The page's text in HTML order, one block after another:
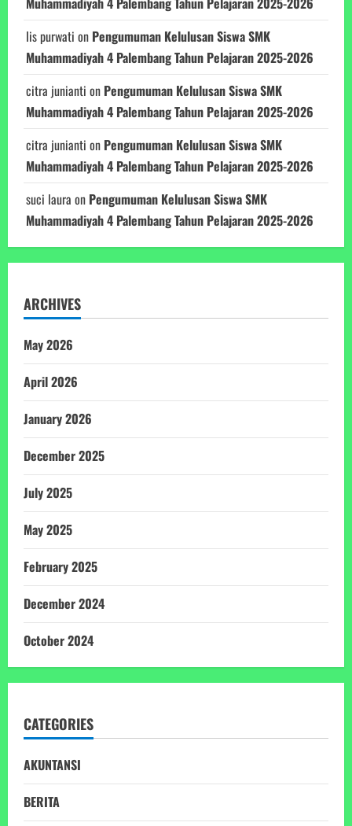
Iis purwati on Pengumuman Kelulusan Siswa SMK
Muhammadiyah 4 Palembang Tahun Pelajaran 2025-2026
citra junianti on Pengumuman Kelulusan Siswa SMK
Muhammadiyah 4 Palembang Tahun Pelajaran 2025-2026
citra junianti on Pengumuman Kelulusan Siswa SMK
Muhammadiyah 4 Palembang Tahun Pelajaran 2025-2026
suci laura on Pengumuman Kelulusan Siswa SMK
Muhammadiyah 4 Palembang Tahun Pelajaran 2025-2026
ARCHIVES
May 2026
April 2026
January 2026
December 2025
July 2025
May 2025
February 2025
December 2024
October 2024
CATEGORIES
AKUNTANSI
BERITA